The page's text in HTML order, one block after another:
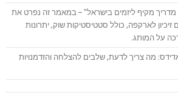
מדריך מקיף ליזמים בישראל" – במאמר זה נפרט את
לארקפה, כולל סטטיסטיקות שוק, יתרונות
על המותג.
מה צריך לדעת, שלבים להצלחה והזדמנויות